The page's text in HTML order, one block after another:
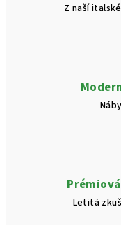
Z naší
Letitá